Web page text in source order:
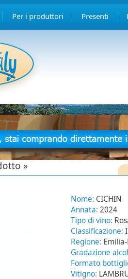
Per i produttori Presenti
»
Nome: CICHIN
Annata: 2024
Tipo di vino:
Classificazione:
Regione:
Gradazione
Formato
Vitigno: